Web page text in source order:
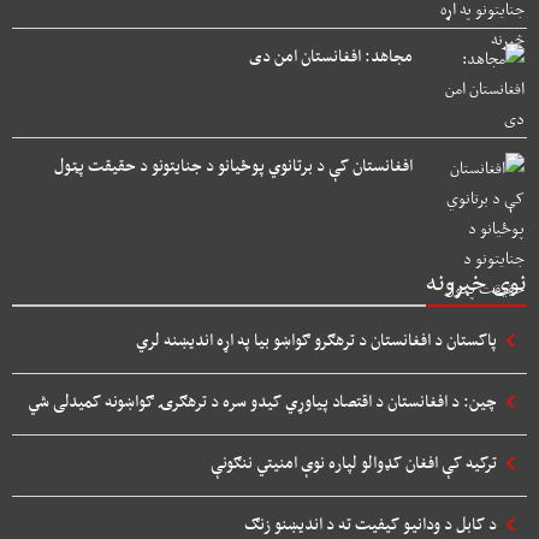
مجاهد: افغانستان امن دی
افغانستان کې د برتانوي پوځیانو د جنایتونو د حقیقت پټول
نوی خبرونه
پاکستان د افغانستان د ترهګرو ګواښو بیا په اړه اندیښنه لري
چین: د افغانستان د اقتصاد پیاوړي کیدو سره د ترهګرۍ ګواښونه کمیدلی شي
ترکیه کې افغان کډوالو لپاره نوې امنیتي ننګونې
د کابل د ودانیو کیفیت ته د اندیښنو زنګ